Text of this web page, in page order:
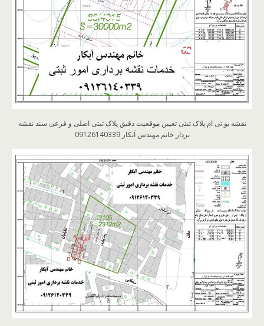
نقشه یو تی ام پلاک ثبتی تعیین موقعیت دقیق پلاک ثبتی اصلی و فرعی سند نقشه
بردار خانم مهندس آبکار 09126140339